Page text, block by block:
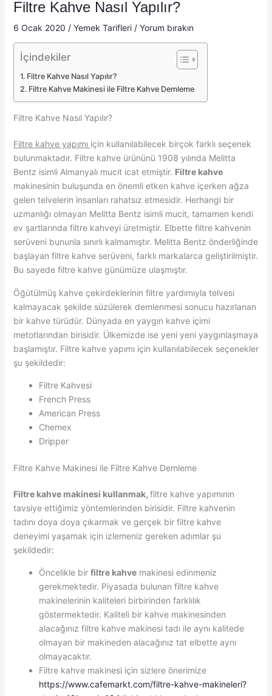
Filtre Kahve Nasıl Yapılır?
6 Ocak 2020 / Yemek Tarifleri/ Yorum bırakın
İçindekiler
Filtre Kahve Nasıl Yapılır?
Filtre Kahve Makinesi ile Filtre Kahve Demleme
Filtre Kahve Nasıl Yapılır?
Filtre kahve yapımı için kullanılabilecek birçok farklı seçenek
bulunmaktadır. Filtre kahve ürününü 1908 yılında Melitta
Bentz isimli Almanyalı mucit icat etmiştir. Filtre kahve
makinesinin buluşunda en önemli etken kahve içerken ağza
gelen telvelerin insanları rahatsız etmesidir. Herhangi bir
uzmanlığı olmayan Melitta Bentz isimli mucit, tamamen kendi
ev şartlarında filtre kahveyi üretmiştir. Elbette filtre kahvenin
serüveni bununla sınırlı kalmamıştır. Melitta Bentz önderliğinde
başlayan filtre kahve serüveni, farklı markalarca geliştirilmiştir.
Bu sayede filtre kahve günümüze ulaşmıştır.
Öğütülmüş kahve çekirdeklerinin filtre yardımıyla telvesi
kalmayacak şekilde süzülerek demlenmesi sonucu hazırlanan
bir kahve türüdür. Dünyada en yaygın kahve içimi
metotlarından birisidir. Ülkemizde ise yeni yeni yaygınlaşmaya
başlamıştır. Filtre kahve yapımı için kullanılabilecek seçenekler
şu şekildedir:
Filtre Kahvesi
French Press
American Press
Chemex
Dripper
Filtre Kahve Makinesi ile Filtre Kahve Demleme
Filtre kahve makinesi kullanmak, filtre kahve yapımının
tavsiye ettiğimiz yöntemlerinden birisidir. Filtre kahvenin
tadını doya doya çıkarmak ve gerçek bir filtre kahve
deneyimi yaşamak için izlemeniz gereken adımlar şu
şekildedir:
Öncelikle bir filtre kahvemakinesi edinmeniz
gerekmektedir. Piyasada bulunan filtre kahve
makinelerinin kaliteleri birbirinden farklılık
göstermektedir. Kaliteli bir kahve makinesinden
alacağınız filtre kahve makinesi tadı ile aynı kalitede
olmayan bir makineden alacağınız tat elbette aynı
olmayacaktır.
Filtre kahve makinesi için sizlere önerimize
https://www.cafemarkt.com/filtre-kahve-makineleri?